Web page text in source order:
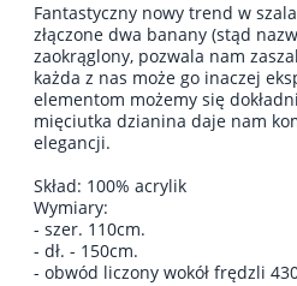
Fantastyczny nowy trend w
złączone dwa banany (stąd
zaokrąglony, pozwala nam
każda z nas może go inaczej
elementom możemy się
mięciutka dzianina daje nam
elegancji.
Skład: 100% acrylik
Wymiary:
- szer. 110cm.
- dł. - 150cm.
- obwód liczony wokół frędzli